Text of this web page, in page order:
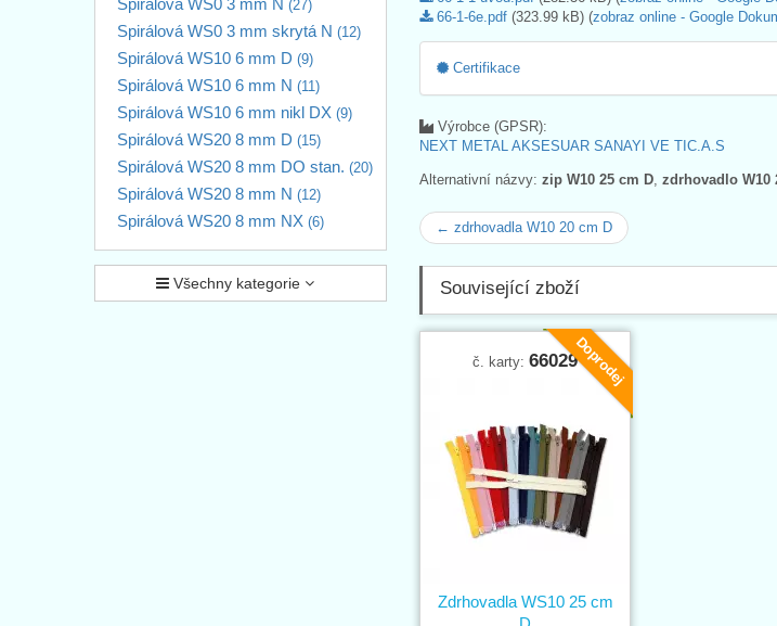
(27)
Spirálová WS0 3 mm skrytá N (12)
Spirálová WS10 6 mm D (9)
Spirálová WS10 6 mm N (11)
Spirálová WS10 6 mm nikl DX (9)
Spirálová WS20 8 mm D (15)
Spirálová WS20 8 mm DO stan. (20)
Spirálová WS20 8 mm N (12)
Spirálová WS20 8 mm NX (6)
Všechny kategorie
66-1-6e.pdf (323.99 kB) (zobraz online - Google
Certifikace
Výrobce (GPSR):
NEXT METAL AKSESUAR SANAYI VE TIC.A.S
Alternativní názvy: zip W10 25 cm D zdrhovadlo W10
← zdrhovadla W10 20 cm D
Související zboží
Doprodej
č. karty: 66029
Zdrhovadla WS10 25 cm